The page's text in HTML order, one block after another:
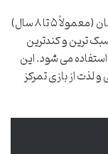
این رده برای کوچکترین بازیکنان (معمولاً ۵ تا ۸ سال)
ترین و کندترین
می شود. این
لذت از بازی تمرکز